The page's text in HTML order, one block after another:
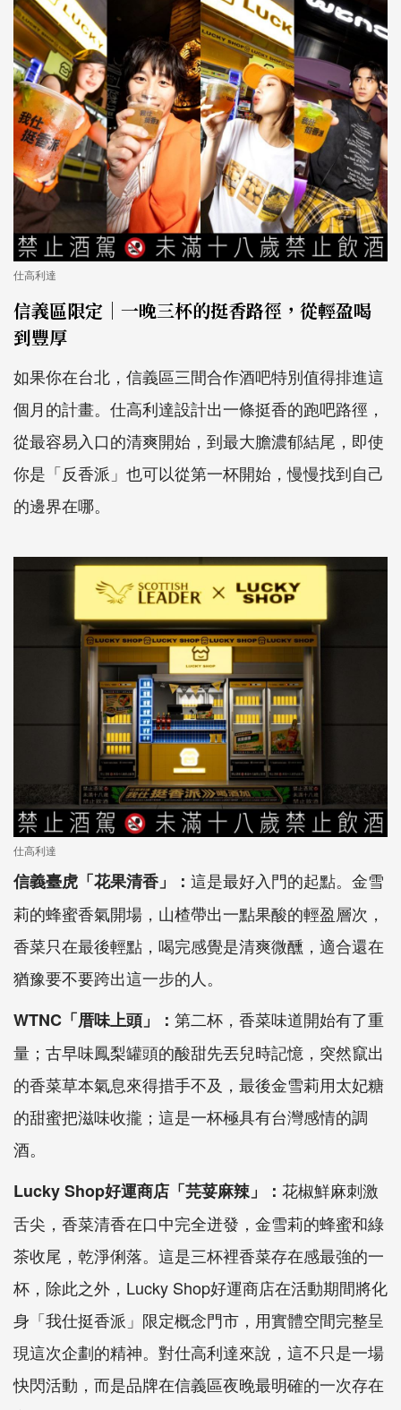
仕高利達
信義區限定｜一晚三杯的挺香路徑，從輕盈喝
到豐厚
如果你在台北，信義區三間合作酒吧特別值得排進這
個月的計畫。仕高利達設計出一條挺香的跑吧路徑，
從最容易入口的清爽開始，到最大膽濃郁結尾，即使
你是「反香派」也可以從第一杯開始，慢慢找到自己
的邊界在哪。
仕高利達
信義臺虎「花果清香」： 這是最好入門的起點。金雪
莉的蜂蜜香氣開場，山楂帶出一點果酸的輕盈層次，
香菜只在最後輕點，喝完感覺是清爽微醺，適合還在
猶豫要不要跨出這一步的人。
WTNC「厝味上頭」： 第二杯，香菜味道開始有了重
量；古早味鳳梨罐頭的酸甜先丟兒時記憶，突然竄出
的香菜草本氣息來得措手不及，最後金雪莉用太妃糖
的甜蜜把滋味收攏；這是一杯極具有台灣感情的調
酒。
Lucky Shop好運商店「芫荽麻辣」： 花椒鮮麻刺激
舌尖，香菜清香在口中完全迸發，金雪莉的蜂蜜和綠
茶收尾，乾淨俐落。這是三杯裡香菜存在感最強的一
杯，除此之外，Lucky Shop好運商店在活動期間將化
身「我仕挺香派」限定概念門市，用實體空間完整呈
現這次企劃的精神。對仕高利達來說，這不只是一場
快閃活動，而是品牌在信義區夜晚最明確的一次存在